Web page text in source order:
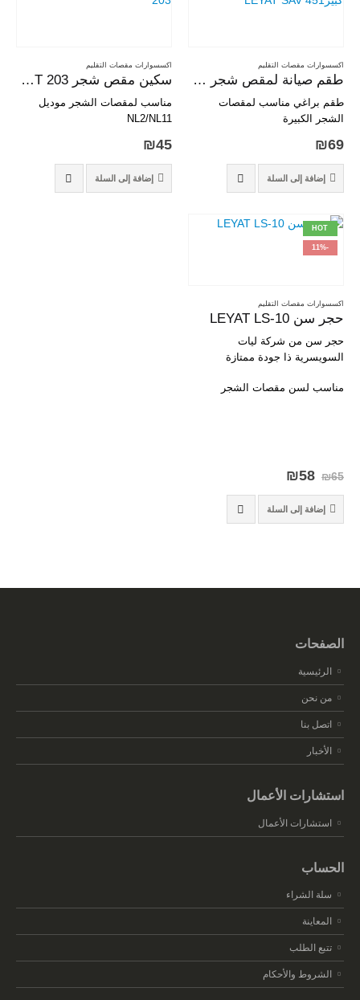
اكسسوارات مقصات التقليم
طقم صيانة لمقص شجر كبيرLEYAT SAV 451
طقم براغي مناسب لمقصات
الشجر الكبيرة
SAV-451 : SOL 45, 60
₪69
إضافة إلى السلة
اكسسوارات مقصات التقليم
سكين مقص شجر LEYAT 203
مناسب لمقصات الشجر موديل
NL2/NL11
₪45
إضافة إلى السلة
HOT
-11%
اكسسوارات مقصات التقليم
حجر سن LEYAT LS-10
حجر سن من شركة ليات
السويسرية ذا جودة ممتازة
مناسب لسن مقصات الشجر
₪65
السعر
هو:
₪58
هو:
إضافة إلى السلة
الصفحات
الرئيسية
من نحن
اتصل بنا
الأخبار
استشارات الأعمال
استشارات الأعمال
الحساب
سلة الشراء
المعاينة
تتبع الطلب
الشروط والأحكام